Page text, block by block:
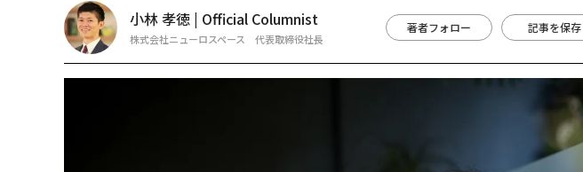
小林 孝徳 | Official Columnist
株式会社ニューロスペース 代表取締役社長
著者フォロー 記事を保存